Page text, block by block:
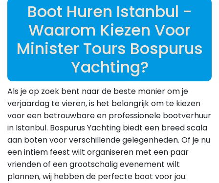
Boot Huren Istanbul -
Waarom Kiezen Voor
Minister Tours Bospurus
Yachting?
Als je op zoek bent naar de beste manier om je
verjaardag te vieren, is het belangrijk om te kiezen
voor een betrouwbare en professionele bootverhuur
in Istanbul. Bospurus Yachting biedt een breed scala
aan boten voor verschillende gelegenheden. Of je nu
een intiem feest wilt organiseren met een paar
vrienden of een grootschalig evenement wilt
plannen, wij hebben de perfecte boot voor jou.